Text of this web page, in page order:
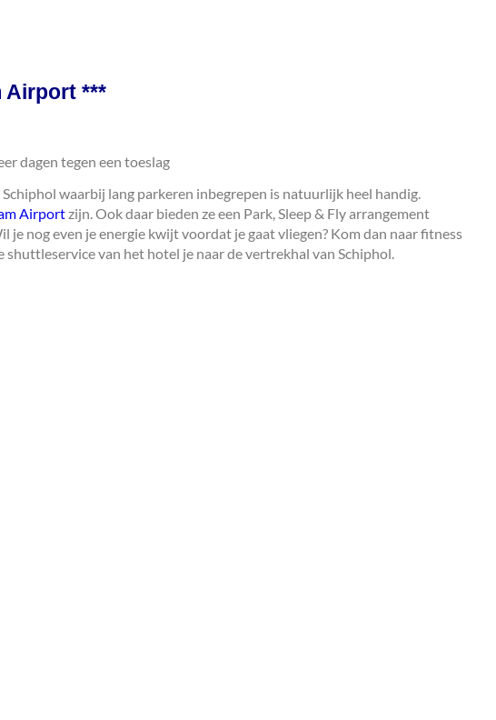
Airport ***
dagen tegen een toeslag
waarbij lang parkeren inbegrepen is natuurlijk heel handig.
Airportzijn. Ook daar bieden ze een Park, Sleep & Fly arrangement
je nog even je energie kwijt voordat je gaat vliegen? Kom dan naar fitness
van het hotel je naar de vertrekhal van Schiphol.